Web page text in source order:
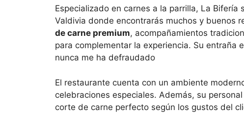
Especializado en carnes a la parrilla, La
Valdivia donde encontrarás muchos y buenos
de carne premium, acompañamientos
para complementar la experiencia. Su entraña
nunca me ha defraudado
El restaurante cuenta con un ambiente
celebraciones especiales. Además, su
corte de carne perfecto según los gustos del